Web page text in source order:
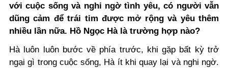
với cuộc sống và nghi ngờ tình yêu, có người vẫn
dũng cảm để trái tim được mở rộng và yêu thêm
nhiều lần nữa. Hồ Ngọc Hà là trường hợp nào?
Hà luôn luôn bước về phía trước, khi gặp bất kỳ trở
ngại gì trong cuộc sống, Hà ít khi quay lại và nghi ngờ.